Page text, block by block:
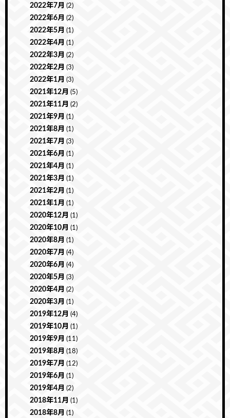
2022年7月 (2)
2022年6月 (2)
2022年5月 (1)
2022年4月 (1)
2022年3月 (2)
2022年2月 (3)
2022年1月 (3)
2021年12月 (5)
2021年11月 (2)
2021年9月 (1)
2021年8月 (1)
2021年7月 (3)
2021年6月 (1)
2021年4月 (1)
2021年3月 (1)
2021年2月 (1)
2021年1月 (1)
2020年12月 (1)
2020年10月 (1)
2020年8月 (1)
2020年7月 (4)
2020年6月 (4)
2020年5月 (3)
2020年4月 (2)
2020年3月 (1)
2019年12月 (4)
2019年10月 (1)
2019年9月 (11)
2019年8月 (18)
2019年7月 (12)
2019年6月 (1)
2019年4月 (2)
2018年11月 (1)
2018年8月 (1)